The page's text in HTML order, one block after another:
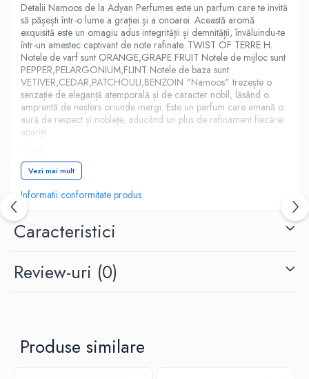
Detalii Namoos de la Adyan Perfumes este un parfum care te invită
să pășești într-o lume a grației și a onoarei. Această aromă
exquisită este un omagiu adus integrității și demnității, învăluindu-te
într-un amestec captivant de note rafinate. TWIST OF TERRE H.
Notele de varf sunt ORANGE,GRAPE FRUIT Notele de mijloc sunt
PEPPER,PELARGONIUM,FLINT Notele de baza sunt
VETIVER,CEDAR,PATCHOULI,BENZOIN "Namoos" trezește o
senzație de eleganță atemporală și de caracter nobil, lăsând o
amprentă de neșters oriunde mergi. Este un parfum care emană o
aură de respect și noblețe, aducând un plus de rafinament fiecărei
apariții.
SKU 6292257641943
Categorii
Parfumuri femei
Greutate 0.6 kg
Adyan
Vezi mai mult
Informatii conformitate produs
Caracteristici
Review-uri (0)
Produse similare